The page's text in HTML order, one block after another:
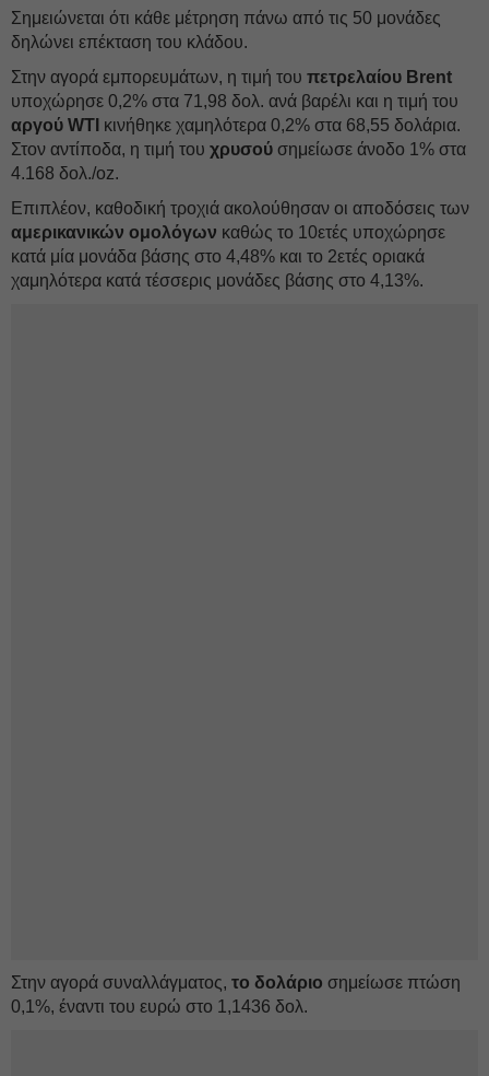
Σημειώνεται ότι κάθε μέτρηση πάνω από τις 50 μονάδες
δηλώνει επέκταση του κλάδου.
Στην αγορά εμπορευμάτων, η τιμή του πετρελαίου Brent
υποχώρησε 0,2% στα 71,98 δολ. ανά βαρέλι και η τιμή του
αργού WTI κινήθηκε χαμηλότερα 0,2% στα 68,55 δολάρια.
Στον αντίποδα, η τιμή του χρυσού σημείωσε άνοδο 1% στα
4.168 δολ./oz.
Επιπλέον, καθοδική τροχιά ακολούθησαν οι αποδόσεις των
αμερικανικών ομολόγων καθώς το 10ετές υποχώρησε
κατά μία μονάδα βάσης στο 4,48% και το 2ετές οριακά
χαμηλότερα κατά τέσσερις μονάδες βάσης στο 4,13%.
Στην αγορά συναλλάγματος, το δολάριο σημείωσε πτώση
0,1%, έναντι του ευρώ στο 1,1436 δολ.